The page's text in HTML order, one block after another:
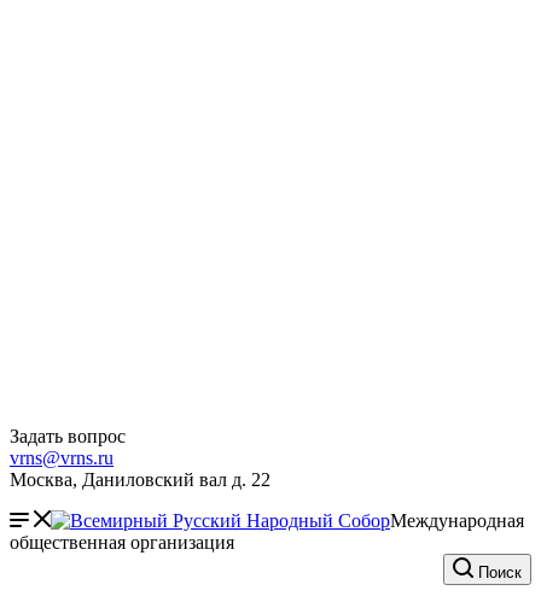
Задать вопрос
vrns@vrns.ru
Москва, Даниловский вал д. 22
Международная
общественная организация
Поиск